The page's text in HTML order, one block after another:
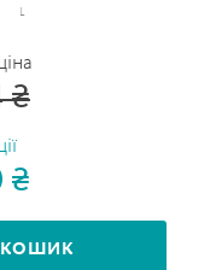
L
₴
₴
КОШИК